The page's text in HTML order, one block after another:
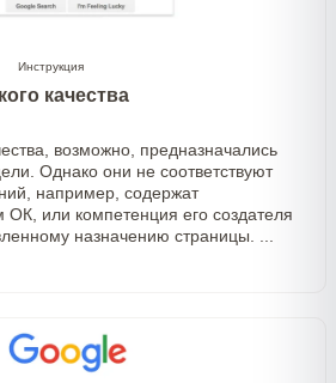
Инструкция
качества
возможно, предназначались
Однако они не соответствуют
например, содержат
ОК, или компетенция его создателя
назначению страницы. ...